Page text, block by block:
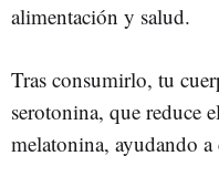
alimentación y salud.
Tras consumirlo, tu
serotonina, que reduce
melatonina, ayudando